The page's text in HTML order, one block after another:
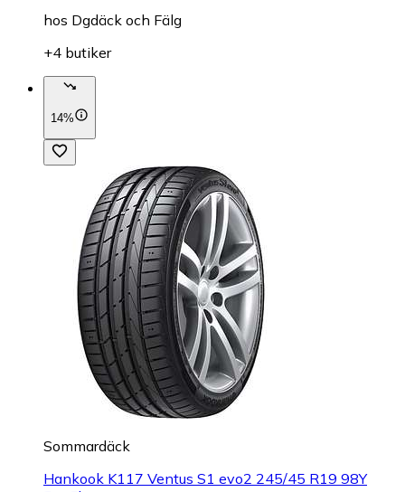
hos Dgdäck och Fälg
+4 butiker
14%
Sommardäck
Hankook K117 Ventus S1 evo2 245/45 R19 98Y